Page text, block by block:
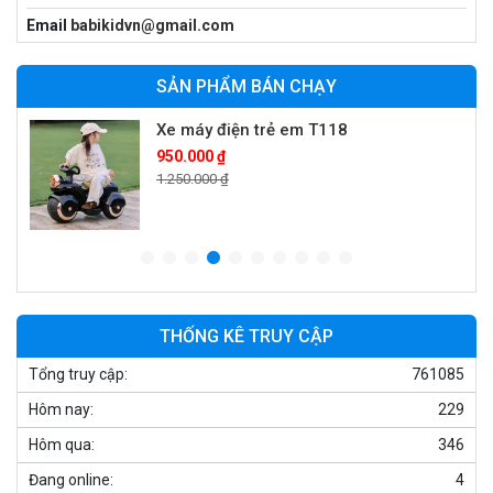
Email babikidvn@gmail.com
SẢN PHẨM BÁN CHẠY
900.000 ₫
Xe máy điện trẻ em T118
950.000 ₫
1.250.000 ₫
Xe điện trẻ em 7017
Xe ô tô điện trẻ em cảnh sát J2988
THỐNG KÊ TRUY CẬP
761085
Tổng truy cập:
229
Hôm nay:
346
Hôm qua:
4
Đang online: